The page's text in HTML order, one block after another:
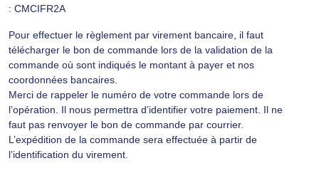
: CMCIFR2A
Pour effectuer le règlement par virement bancaire, il faut
télécharger le bon de commande lors de la validation de la
commande où sont indiqués le montant à payer et nos
coordonnées bancaires.
Merci de rappeler le numéro de votre commande lors de
l’opération. Il nous permettra d’identifier votre paiement. Il ne
faut pas renvoyer le bon de commande par courrier.
L’expédition de la commande sera effectuée à partir de
l’identification du virement.